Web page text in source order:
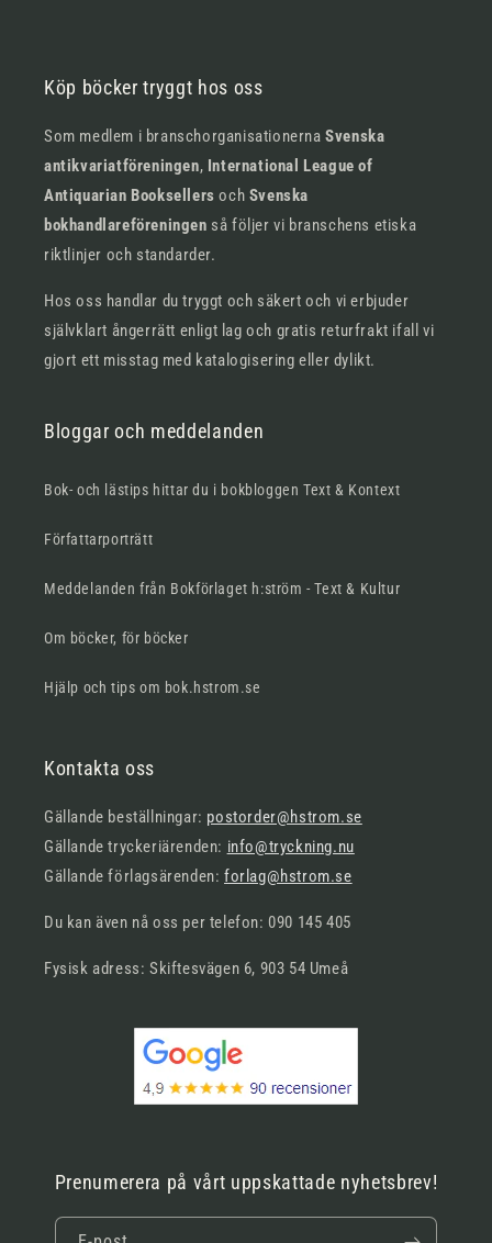
Köp böcker tryggt hos oss
Som medlem i branschorganisationernaSvenska
antikvariatföreningen, International League of
Antiquarian Booksellersoch Svenska
bokhandlareföreningen så följer vi branschens etiska
riktlinjer och standarder.
Hos oss handlar du tryggt och säkert och vi erbjuder
självklart ångerrätt enligt lag och gratis returfrakt ifall vi
gjort ett misstag med katalogisering eller dylikt.
Bloggar och meddelanden
Bok- och lästips hittar du i bokbloggen Text & Kontext
Författarporträtt
Meddelanden från Bokförlaget h:ström - Text & Kultur
Om böcker, för böcker
Hjälp och tips om bok.hstrom.se
Kontakta oss
Gällande beställningar: postorder@hstrom.se
Gällande tryckeriärenden: info@tryckning.nu
Gällande förlagsärenden:forlag@hstrom.se
Du kan även nå oss per telefon: 090 145 405
Fysisk adress: Skiftesvägen 6, 903 54 Umeå
Prenumerera på vårt uppskattade nyhetsbrev!